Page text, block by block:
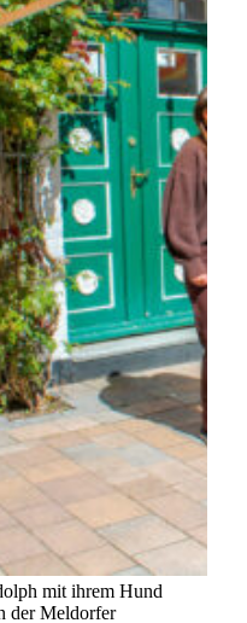
mit ihrem Hund
der Meldorfer